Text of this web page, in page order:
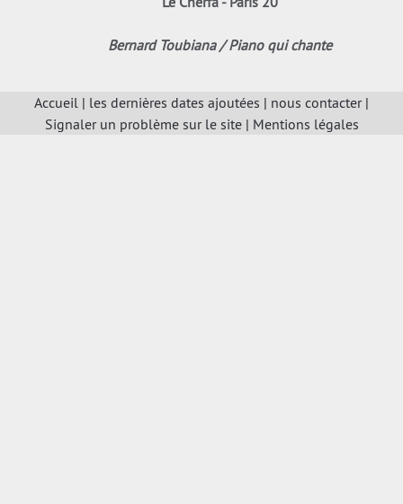
Bernard Toubiana / Piano qui chante
Accueil | les dernières dates ajoutées | nous contacter|
Signaler un problème sur le site| Mentions légales